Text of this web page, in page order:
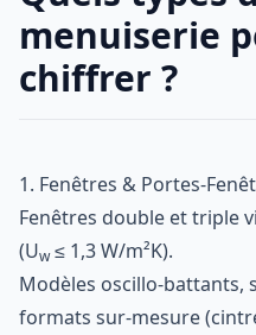
menuiserie
chiffrer ?
1. Fenêtres & Portes-
Fenêtres double et triple
(Uw≤ 1,3 W/m²K).
Modèles oscillo-battants,
formats sur-mesure